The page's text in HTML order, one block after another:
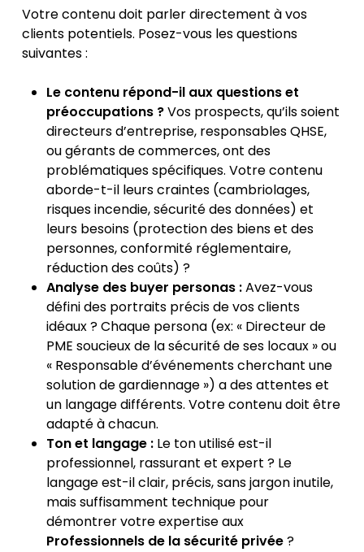
Votre contenu doit parler directement à vos
clients potentiels. Posez-vous les questions
suivantes :
Le contenu répond-il aux questions et
préoccupations ?Vos prospects, qu’ils soient
directeurs d’entreprise, responsables QHSE,
ou gérants de commerces, ont des
problématiques spécifiques. Votre contenu
aborde-t-il leurs craintes (cambriolages,
risques incendie, sécurité des données) et
leurs besoins (protection des biens et des
personnes, conformité réglementaire,
réduction des coûts) ?
Analyse des buyer personas :Avez-vous
défini des portraits précis de vos clients
idéaux ? Chaque persona (ex: « Directeur de
PME soucieux de la sécurité de ses locaux » ou
« Responsable d’événements cherchant une
solution de gardiennage ») a des attentes et
un langage différents. Votre contenu doit être
adapté à chacun.
Ton et langage :Le ton utilisé est-il
professionnel, rassurant et expert ? Le
langage est-il clair, précis, sans jargon inutile,
mais suffisamment technique pour
démontrer votre expertise aux
Professionnels de la sécurité privée?